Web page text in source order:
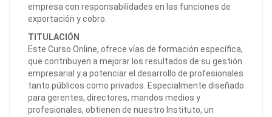
empresa con responsabilidades en las funciones de
exportación y cobro.
TITULACIÓN
Este Curso Online, ofrece vías de formación específica,
que contribuyen a mejorar los resultados de su gestión
empresarial y a potenciar el desarrollo de profesionales
tanto públicos como privados. Especialmente diseñado
para gerentes, directores, mandos medios y
profesionales, obtienen de nuestro Instituto, un